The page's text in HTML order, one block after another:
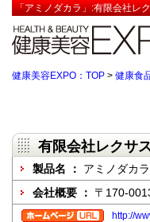
「アミノダカラ」:有限会社レ
健康美容EXPO：TOP > 健康食
有限会社レクサ
製品名 ： アミノダカラ
会社概要 ： 〒170-
http://